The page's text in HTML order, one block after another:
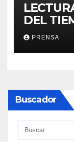
DEL
PRENSA
Buscador